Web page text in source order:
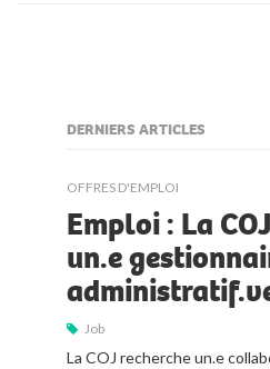
DERNIERS ARTICLES
OFFRES D'EMPLOI
Emploi : La
un.e
Job
La COJ recherche un.e